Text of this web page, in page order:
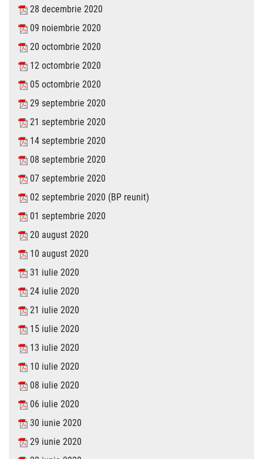
28 decembrie 2020
09 noiembrie 2020
20 octombrie 2020
12 octombrie 2020
05 octombrie 2020
29 septembrie 2020
21 septembrie 2020
14 septembrie 2020
08 septembrie 2020
07 septembrie 2020
02 septembrie 2020 (BP reunit)
01 septembrie 2020
20 august 2020
10 august 2020
31 iulie 2020
24 iulie 2020
21 iulie 2020
15 iulie 2020
13 iulie 2020
10 iulie 2020
08 iulie 2020
06 iulie 2020
30 iunie 2020
29 iunie 2020